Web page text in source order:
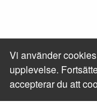
Vi använder
upplevelse.
accepterar du att